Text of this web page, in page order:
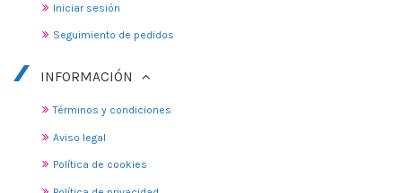
Iniciar sesión
Seguimiento de pedidos
INFORMACIÓN
Términos y condiciones
Aviso legal
Política de cookies